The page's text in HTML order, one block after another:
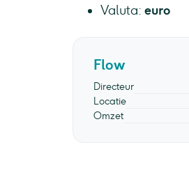
Valuta: euro
Flow
Directeur
Locatie
Omzet